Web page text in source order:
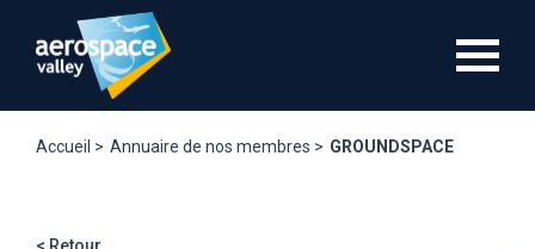
contenu
Accueil > Annuaire de nos membres > GROUNDSPACE
< Retour